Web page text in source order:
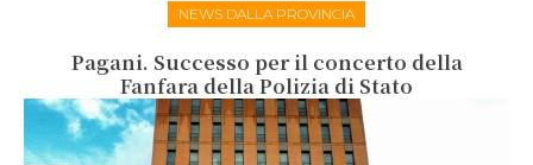
NEWS DALLA PROVINCIA
Pagani. Successo per il concerto della
Fanfara della Polizia di Stato